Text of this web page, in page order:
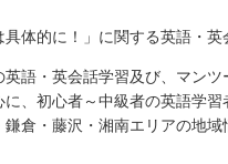
体的に！」に関する英語・英
語・英会話学習及び、マン
、初心者～中級者の英語学
倉・藤沢・湘南エリアの地